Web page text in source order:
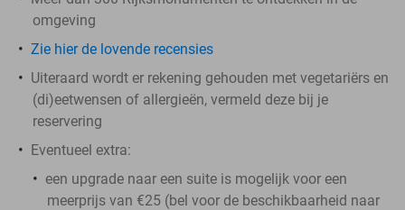
omgeving
Zie hier de lovende recensies
Uiteraard wordt er rekening gehouden met vegetariërs en
(di)eetwensen of allergieën, vermeld deze bij je
reservering
Eventueel extra:
een upgrade naar een suite is mogelijk voor een
meerprijs van €25 (bel voor de beschikbaarheid naar